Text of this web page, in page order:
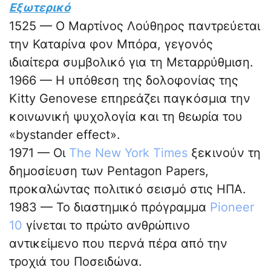
Εξωτερικό
1525 — Ο Μαρτίνος Λούθηρος παντρεύεται
την Καταρίνα φον Μπόρα, γεγονός
ιδιαίτερα συμβολικό για τη Μεταρρύθμιση.
1966 — Η υπόθεση της δολοφονίας της
Kitty Genovese επηρεάζει παγκόσμια την
κοινωνική ψυχολογία και τη θεωρία του
«bystander effect».
1971 — Οι The New York Times ξεκινούν τη
δημοσίευση των Pentagon Papers,
προκαλώντας πολιτικό σεισμό στις ΗΠΑ.
1983 — Το διαστημικό πρόγραμμα Pioneer
10 γίνεται το πρώτο ανθρώπινο
αντικείμενο που περνά πέρα από την
τροχιά του Ποσειδώνα.